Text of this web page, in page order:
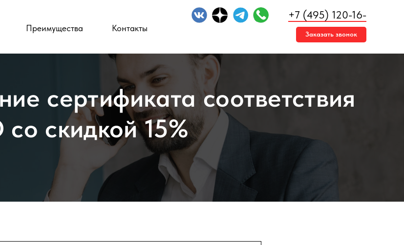
Преимущества Контакты
+7 (495) 120-16-
54
Заказать звонок
сертификата соответствия
со скидкой 15%